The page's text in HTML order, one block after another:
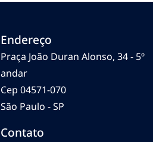
Endereço
Praça João Duran Alonso, 34 - 5º
andar
Cep 04571-070
São Paulo - SP
Contato